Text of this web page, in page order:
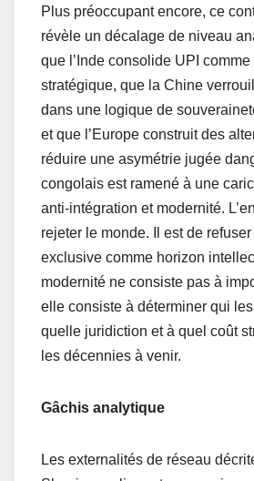
Plus préoccupant encore, ce
révèle un décalage de niveau
que l’Inde consolide UPI
stratégique, que la Chine
dans une logique de
et que l’Europe construit des
réduire une asymétrie jugée
congolais est ramené à une
anti-intégration et modernité.
rejeter le monde. Il est de
exclusive comme horizon
modernité ne consiste pas à
elle consiste à déterminer qui
quelle juridiction et à quel coût
les décennies à venir.
Gâchis analytique
Les externalités de réseau